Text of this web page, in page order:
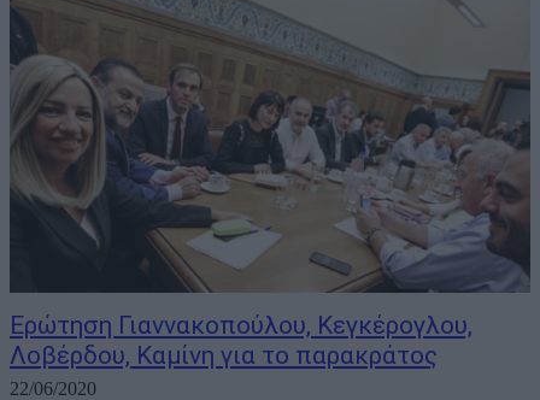
Ερώτηση Γιαννακοπούλου, Κεγκέρογλου,
Λοβέρδου, Καμίνη για το παρακράτος
22/06/2020